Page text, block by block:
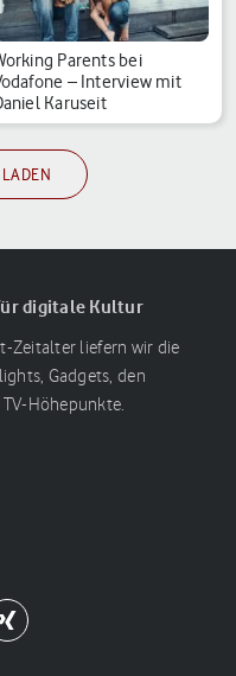
Parents bei
– Interview mit
Karuseit
digitale Kultur
Zeitalter liefern wir die
Gadgets, den
Höhepunkte.